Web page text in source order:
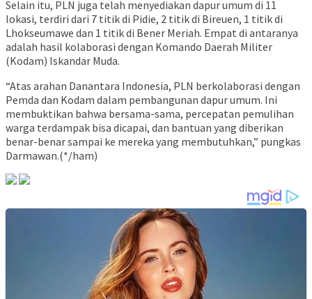
Selain itu, PLN juga telah menyediakan dapur umum di 11
lokasi, terdiri dari 7 titik di Pidie, 2 titik di Bireuen, 1 titik di
Lhokseumawe dan 1 titik di Bener Meriah. Empat di antaranya
adalah hasil kolaborasi dengan Komando Daerah Militer
(Kodam) Iskandar Muda.
“Atas arahan Danantara Indonesia, PLN berkolaborasi dengan
Pemda dan Kodam dalam pembangunan dapur umum. Ini
membuktikan bahwa bersama-sama, percepatan pemulihan
warga terdampak bisa dicapai, dan bantuan yang diberikan
benar-benar sampai ke mereka yang membutuhkan,” pungkas
Darmawan.(*/ham)